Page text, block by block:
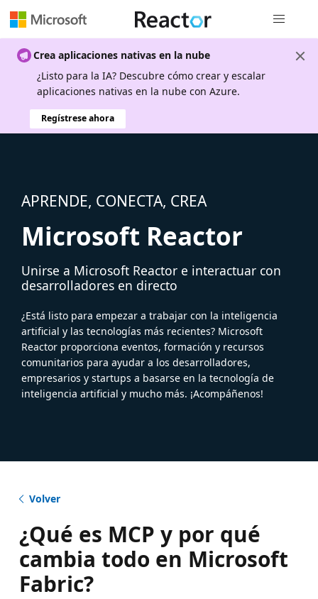
Crea aplicaciones nativas en la nube
¿Listo para la IA? Descubre cómo crear y escalar
aplicaciones nativas en la nube con Azure.
Regístrese ahora
APRENDE, CONECTA, CREA
Microsoft Reactor
Unirse a Microsoft Reactor e interactuar con
desarrolladores en directo
¿Está listo para empezar a trabajar con la inteligencia
artificial y las tecnologías más recientes? Microsoft
Reactor proporciona eventos, formación y recursos
comunitarios para ayudar a los desarrolladores,
empresarios y startups a basarse en la tecnología de
inteligencia artificial y mucho más. ¡Acompáñenos!
Volver
¿Qué es MCP y por qué
cambia todo en Microsoft
Fabric?